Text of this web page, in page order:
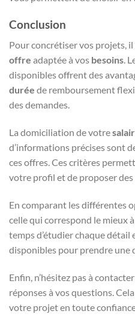
Conclusion
Pour concrétiser vos projets,
offre adaptée à vos besoins.
disponibles offrent des
durée de remboursement
des demandes.
La domiciliation de votre
d’informations précises sont
ces offres. Ces critères
votre profil et de proposer
En comparant les différentes
celle qui correspond le mieux
temps d’étudier chaque détail
disponibles pour prendre une
Enfin, n’hésitez pas à
réponses à vos questions.
votre projet en toute